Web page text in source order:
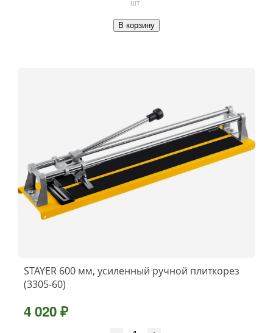
шт
В корзину
STAYER 600 мм, усиленный ручной плиткорез
(3305-60)
4 020 ₽